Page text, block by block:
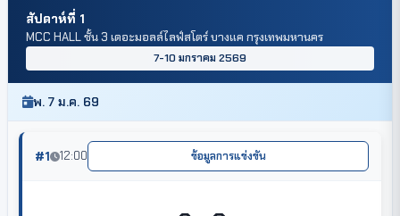
สัปดาห์ที่ 1
MCC HALL ชั้น 3 เดอะมอลล์ไลฟ์สโตร์ บางแค กรุงเทพมหานคร
7-10 มกราคม 2569
พ. 7 ม.ค. 69
#1 12:00 ข้อมูลการแข่งขัน